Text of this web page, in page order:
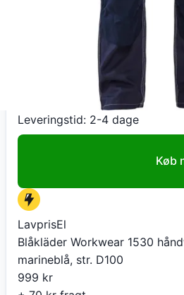
Blåkläder Workwear 1530
marineblå, str. D100
Leveringstid: 2-4 dage
Køb
LavprisEl
Blåkläder Workwear 1530
marineblå, str. D100
999 kr